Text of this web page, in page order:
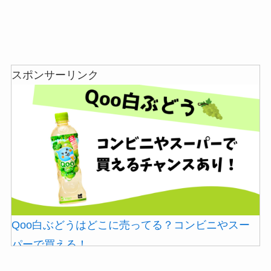
あずきバーこしあんはどこで売ってる？コンビニ
には売ってない？
スポンサーリンク
Qoo白ぶどうはどこに売ってる？コンビニやスー
パーで買える！